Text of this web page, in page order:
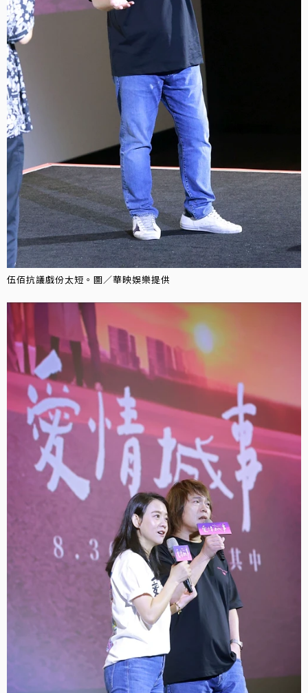
伍佰抗議戲份太短。圖／華映娛樂提供